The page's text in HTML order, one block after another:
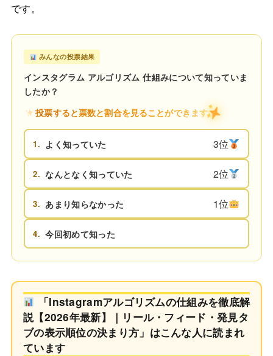
です。
みんなの投票結果
インスタグラム アルゴリズム 仕組みについて知っていま
したか？
投票すると票数と割合を見ることができます
1. よく知っていた 3位
2. なんとなく知っていた 2位
3. あまり知らなかった 1位
4. 今回初めて知った
「Instagramアルゴリズムの仕組みを徹底解
説【2026年最新】｜リール・フィード・発見タ
ブの表示順位の決まり方」はこんな人に読まれ
ています